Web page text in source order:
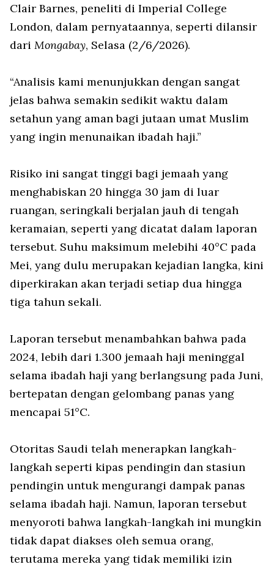
Clair Barnes, peneliti di Imperial College
London, dalam pernyataannya, seperti dilansir
dari Mongabay, Selasa (2/6/2026).
“Analisis kami menunjukkan dengan sangat
jelas bahwa semakin sedikit waktu dalam
setahun yang aman bagi jutaan umat Muslim
yang ingin menunaikan ibadah haji.”
Risiko ini sangat tinggi bagi jemaah yang
menghabiskan 20 hingga 30 jam di luar
ruangan, seringkali berjalan jauh di tengah
keramaian, seperti yang dicatat dalam laporan
tersebut. Suhu maksimum melebihi 40°C pada
Mei, yang dulu merupakan kejadian langka, kini
diperkirakan akan terjadi setiap dua hingga
tiga tahun sekali.
Laporan tersebut menambahkan bahwa pada
2024, lebih dari 1.300 jemaah haji meninggal
selama ibadah haji yang berlangsung pada Juni,
bertepatan dengan gelombang panas yang
mencapai 51°C.
Otoritas Saudi telah menerapkan langkah-
langkah seperti kipas pendingin dan stasiun
pendingin untuk mengurangi dampak panas
selama ibadah haji. Namun, laporan tersebut
menyoroti bahwa langkah-langkah ini mungkin
tidak dapat diakses oleh semua orang,
terutama mereka yang tidak memiliki izin